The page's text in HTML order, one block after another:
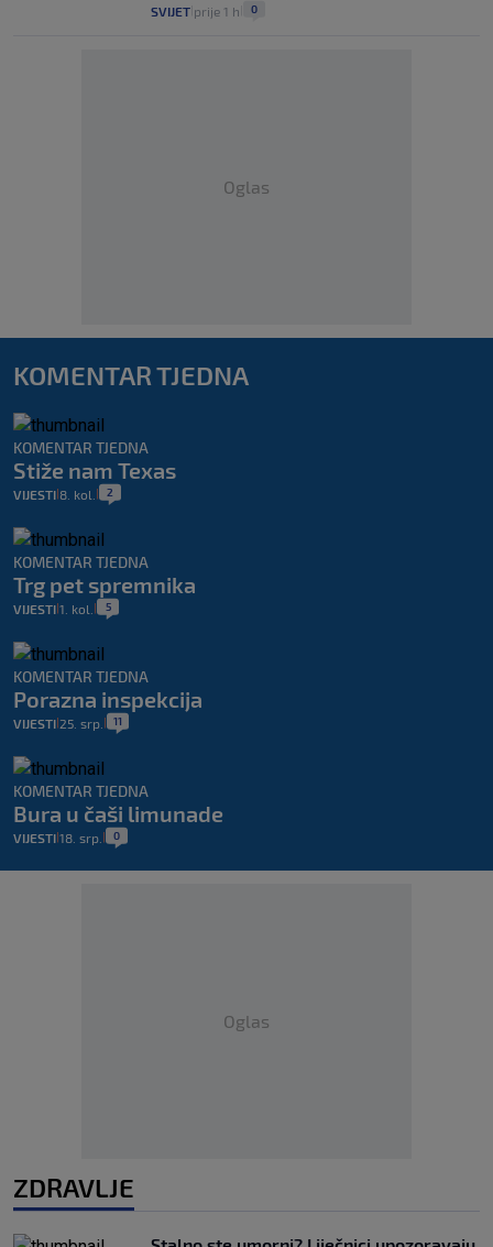
SVIJET prije 1 h 0
Oglas
KOMENTAR TJEDNA
KOMENTAR TJEDNA
Stiže nam Texas
VIJESTI 8. kol. 2
KOMENTAR TJEDNA
Trg pet spremnika
VIJESTI 1. kol. 5
KOMENTAR TJEDNA
Porazna inspekcija
VIJESTI 25. srp. 11
KOMENTAR TJEDNA
Bura u čaši limunade
VIJESTI 18. srp. 0
Oglas
ZDRAVLJE